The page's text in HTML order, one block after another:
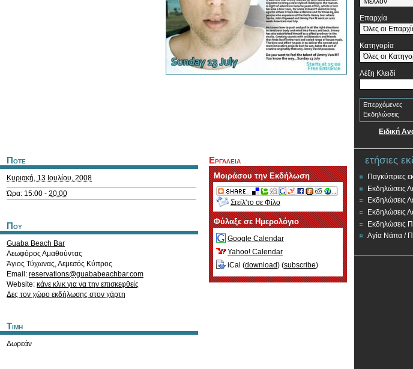
Ποτε
Κυριακή, 13 Ιουλίου, 2008
Ώρα: 15:00 - 20:00
Που
Guaba Beach Bar
Λεωφόρος Αμαθούντας
Άγιος Τύχωνας,Λεμεσός Κύπρος
Email: reservations@guababeachbar.com
Website: κάνε κλικ για να την επισκεφθείς
Δες τον χώρο εκδήλωσης στον χάρτη
Τιμη
Δωρεάν
Εργαλεια
Μοιράσου την Εκδήλωση
Στείλ'το σε Φίλο
Φύλαξε σε Ημερολόγιο
Google Calendar
Yahoo! Calendar
iCal (download) (subscribe)
Επαρχία
Κατηγορία
Λέξη Κλειδί
Επερχόμενες
Εκδηλώσεις
Ειδική
ετήσιες
Παγκύπριες
Εκδηλώσεις
Εκδηλώσεις
Εκδηλώσεις
Εκδηλώσεις
Αγία Νάπα /